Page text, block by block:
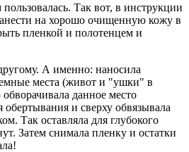
Так вот, в инструкции
на хорошо очищенную кожу в
пленкой и полотенцем и
А именно: наносила
места (живот и "ушки" в
данное место
и сверху обвязывала
Так оставляла для глубокого
Затем снимала пленку и остатки